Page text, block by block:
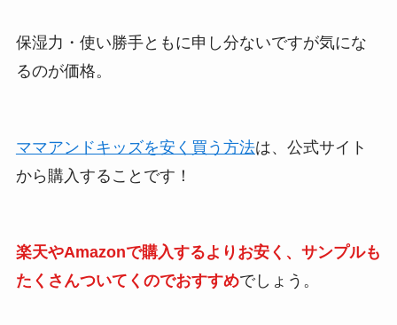
保湿力・使い勝手ともに申し分ないですが気にな
るのが価格。
ママアンドキッズを安く買う方法は、公式サイト
から購入することです！
楽天やAmazonで購入するよりお安く、サンプルも
たくさんついてくのでおすすめでしょう。